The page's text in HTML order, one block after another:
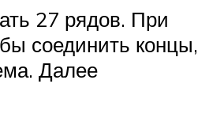
27 рядов. При
соединить концы,
Далее